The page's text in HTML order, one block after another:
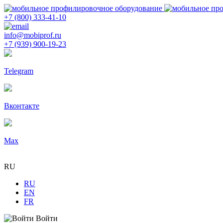
+7 (800) 333-41-10
info@mobiprof.ru
+7 (939) 900-19-23
Telegram
Вконтакте
Max
RU
RU
EN
FR
Войти